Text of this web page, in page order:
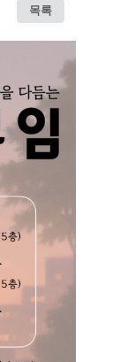
목록